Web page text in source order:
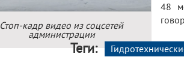
Стоп-кадр видео из соцсетей
администрации
48
Теги: